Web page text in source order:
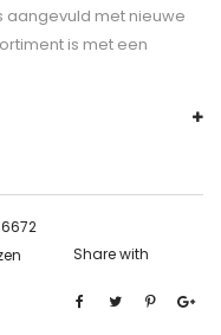
aangevuld met nieuwe
is met een
Share with